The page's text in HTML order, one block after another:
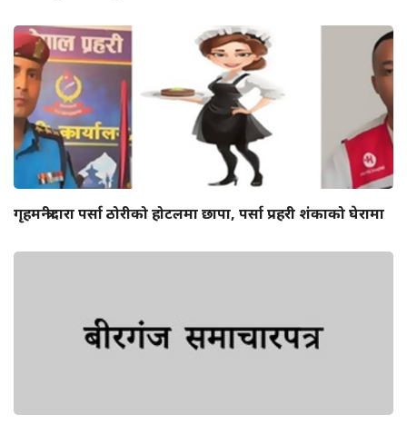
गृहमन्त्रीदारा पर्सा ठोरीको होटलमा छापा, पर्सा प्रहरी शंकाको घेरामा